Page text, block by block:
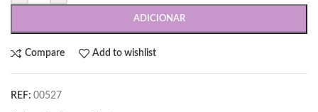
ADICIONAR
Compare Add to wishlist
REF: 00527